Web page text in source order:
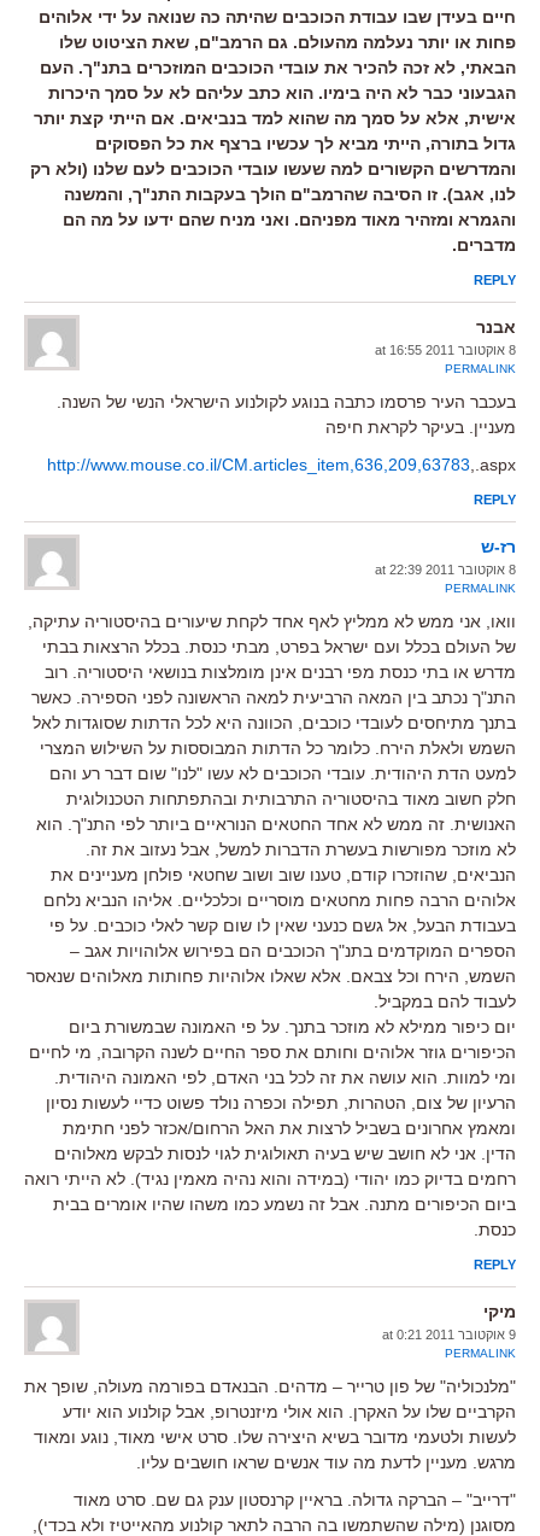
חיים בעידן שבו עבודת הכוכבים שהיתה כה שנואה על ידי אלוהים
פחות או יותר נעלמה מהעולם. גם הרמב"ם, שאת הציטוט שלו
הבאתי, לא זכה להכיר את עובדי הכוכבים המוזכרים בתנ"ך. העם
הגבעוני כבר לא היה בימיו. הוא כתב עליהם לא על סמך היכרות
אישית, אלא על סמך מה שהוא למד בנביאים. אם הייתי קצת יותר
גדול בתורה, הייתי מביא לך עכשיו ברצף את כל הפסוקים
והמדרשים הקשורים למה שעשו עובדי הכוכבים לעם שלנו (ולא רק
לנו, אגב). זו הסיבה שהרמב"ם הולך בעקבות התנ"ך, והמשנה
והגמרא ומזהיר מאוד מפניהם. ואני מניח שהם ידעו על מה הם
מדברים.
REPLY
אבנר
8 אוקטובר 2011 at 16:55
PERMALINK
בעכבר העיר פרסמו כתבה בנוגע לקולנוע הישראלי הנשי של השנה.
מעניין. בעיקר לקראת חיפה
http://www.mouse.co.il/CM.articles_item,636,209,63783 ,.aspx
REPLY
רז-ש
8 אוקטובר 2011 at 22:39
PERMALINK
וואו, אני ממש לא ממליץ לאף אחד לקחת שיעורים בהיסטוריה עתיקה,
של העולם בכלל ועם ישראל בפרט, מבתי כנסת. בכלל הרצאות בבתי
מדרש או בתי כנסת מפי רבנים אינן מומלצות בנושאי היסטוריה. רוב
התנ"ך נכתב בין המאה הרביעית למאה הראשונה לפני הספירה. כאשר
בתנך מתיחסים לעובדי כוכבים, הכוונה היא לכל הדתות שסוגדות לאל
השמש ולאלת הירח. כלומר כל הדתות המבוססות על השילוש המצרי
למעט הדת היהודית. עובדי הכוכבים לא עשו "לנו" שום דבר רע והם
חלק חשוב מאוד בהיסטוריה התרבותית ובהתפתחות הטכנולוגית
האנושית. זה ממש לא אחד החטאים הנוראיים ביותר לפי התנ"ך. הוא
לא מוזכר מפורשות בעשרת הדברות למשל, אבל נעזוב את זה.
הנביאים, שהוזכרו קודם, טענו שוב ושוב שחטאי פולחן מעניינים את
אלוהים הרבה פחות מחטאים מוסריים וכלכליים. אליהו הנביא נלחם
בעבודת הבעל, אל גשם כנעני שאין לו שום קשר לאלי כוכבים. על פי
הספרים המוקדמים בתנ"ך הכוכבים הם בפירוש אלוהויות אגב –
השמש, הירח וכל צבאם. אלא שאלו אלוהיות פחותות מאלוהים שנאסר
לעבוד להם במקביל.
יום כיפור ממילא לא מוזכר בתנך. על פי האמונה שבמשורת ביום
הכיפורים גוזר אלוהים וחותם את ספר החיים לשנה הקרובה, מי לחיים
ומי למוות. הוא עושה את זה לכל בני האדם, לפי האמונה היהודית.
הרעיון של צום, הטהרות, תפילה וכפרה נולד פשוט כדיי לעשות נסיון
ומאמץ אחרונים בשביל לרצות את האל הרחום/אכזר לפני חתימת
הדין. אני לא חושב שיש בעיה תאולוגית לגוי לנסות לבקש מאלוהים
רחמים בדיוק כמו יהודי (במידה והוא נהיה מאמין נגיד). לא הייתי רואה
ביום הכיפורים מתנה. אבל זה נשמע כמו משהו שהיו אומרים בבית
כנסת.
REPLY
מיקי
9 אוקטובר 2011 at 0:21
PERMALINK
"מלנכוליה" של פון טרייר – מדהים. הבנאדם בפורמה מעולה, שופך את
הקרביים שלו על האקרן. הוא אולי מיזנטרופ, אבל קולנוע הוא יודע
לעשות ולטעמי מדובר בשיא היצירה שלו. סרט אישי מאוד, נוגע ומאוד
מרגש. מעניין לדעת מה עוד אנשים שראו חושבים עליו.
"דרייב" – הברקה גדולה. בראיין קרנסטון ענק גם שם. סרט מאוד
מסוגנן (מילה שהשתמשו בה הרבה לתאר קולנוע מהאייטיז ולא בכדי),